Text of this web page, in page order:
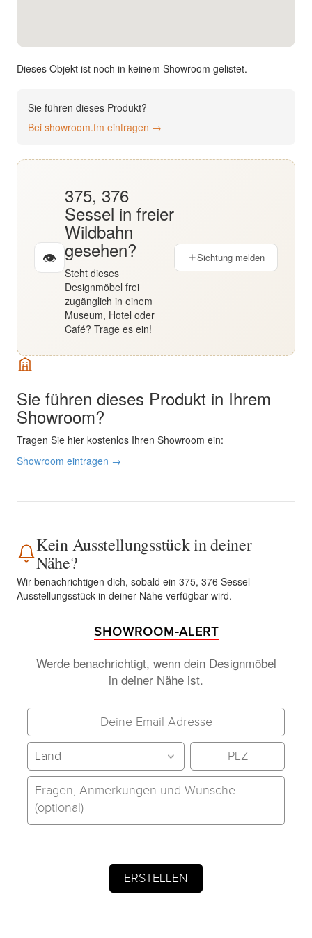
Dieses Objekt ist noch in keinem Showroom gelistet.
Sie führen dieses Produkt?
Bei showroom.fm eintragen →
👁
375, 376
Sessel in freier
Wildbahn
gesehen?
Steht dieses
Designmöbel frei
zugänglich in einem
Museum, Hotel oder
Café? Trage es ein!
Sichtung melden
Sie führen dieses Produkt in Ihrem
Showroom?
Tragen Sie hier kostenlos Ihren Showroom ein:
Showroom eintragen →
Kein Ausstellungsstück in deiner
Nähe?
Wir benachrichtigen dich, sobald ein 375, 376 Sessel
Ausstellungsstück in deiner Nähe verfügbar wird.
SHOWROOM-ALERT
Werde benachrichtigt, wenn dein Designmöbel
in deiner Nähe ist.